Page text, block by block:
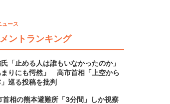
ース
ントランキング
「止める人は誰もいなかったのか」
まりにも愕然」 高市首相「上空から
巡る投稿を批判
首相の熊本避難所「3分間」しか視察